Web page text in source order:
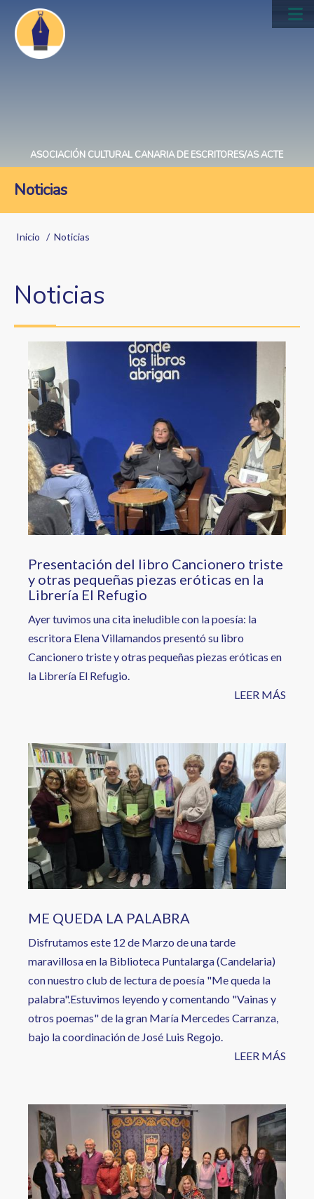
Pasar
contenido
principal
ASOCIACIÓN CULTURAL CANARIA DE ESCRITORES/AS ACTE
Noticias
Sobrescribir
ayuda
a
la
navegación
Inicio Noticias
Noticias
Presentación del libro Cancionero triste
y otras pequeñas piezas eróticas en la
Librería El Refugio
Ayer tuvimos una cita ineludible con la poesía: la
escritora Elena Villamandos presentó su libro
Cancionero triste y otras pequeñas piezas eróticas en
la Librería El Refugio.
LEER MÁS
Image
ME QUEDA LA PALABRA
Disfrutamos este 12 de Marzo de una tarde
maravillosa en la Biblioteca Puntalarga (Candelaria)
con nuestro club de lectura de poesía "Me queda la
palabra".Estuvimos leyendo y comentando "Vainas y
otros poemas" de la gran María Mercedes Carranza,
bajo la coordinación de José Luis Regojo.
LEER MÁS
Image